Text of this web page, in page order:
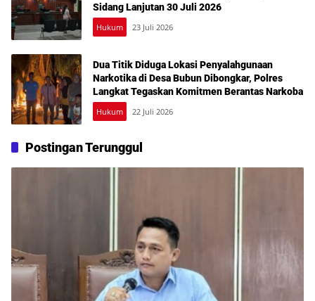
Sidang Lanjutan 30 Juli 2026
Hukum 23 Juli 2026
Dua Titik Diduga Lokasi Penyalahgunaan
Narkotika di Desa Bubun Dibongkar, Polres
Langkat Tegaskan Komitmen Berantas Narkoba
Hukum 22 Juli 2026
Postingan Terunggul